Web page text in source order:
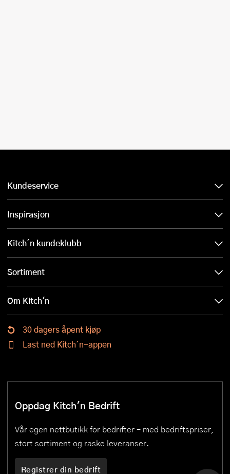
Kundeservice
Inspirasjon
Kitch´n kundeklubb
Sortiment
Om Kitch'n
30 dagers åpent kjøp
Last ned Kitch´n-appen
Oppdag Kitch'n Bedrift
Vår egen nettbutikk for bedrifter – med bedriftspriser,
stort sortiment og raske leveranser.
Registrer din bedrift